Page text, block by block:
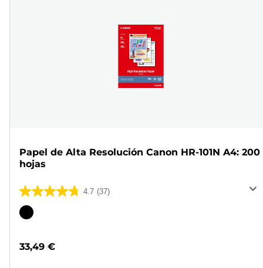
Papel de Alta Resolución Canon HR-101N A4: 200
hojas
4.7 (37)
4.7
de
37
Cartucho
33,49 €